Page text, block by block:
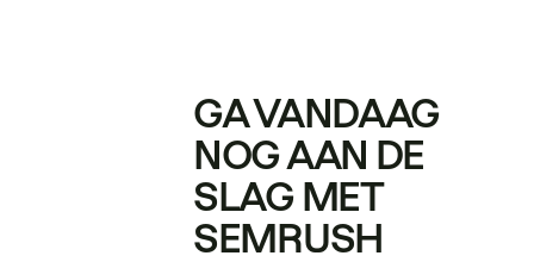
GA VANDAAG
NOG AAN DE
SLAG MET
SEMRUSH